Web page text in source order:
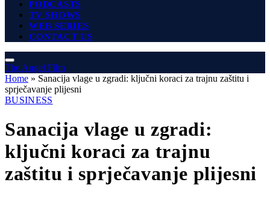
PODCASTS
TV SHOWS
WEB SERIES
CONTACT US
The Angel Film
Home » Sanacija vlage u zgradi: ključni koraci za trajnu zaštitu i
sprječavanje plijesni
BUSINESS
Sanacija vlage u zgradi:
ključni koraci za trajnu
zaštitu i sprječavanje plijesni